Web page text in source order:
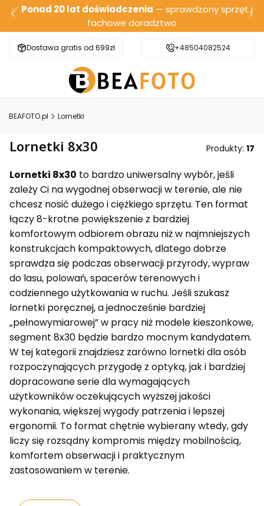
✅ Ponad 20 lat doświadczenia — sprawdzony sprzęt i
fachowe doradztwo
Dostawa gratis od 699zł Bezpieczna wysyłka
+48504082524
BEAFOTO.pl Lornetki
Lornetki 8x30 Produkty: 17
Lornetki 8x30 to bardzo uniwersalny wybór, jeśli
zależy Ci na wygodnej obserwacji w terenie, ale nie
chcesz nosić dużego i ciężkiego sprzętu. Ten format
łączy 8-krotne powiększenie z bardziej
komfortowym odbiorem obrazu niż w najmniejszych
konstrukcjach kompaktowych, dlatego dobrze
sprawdza się podczas obserwacji przyrody, wypraw
do lasu, polowań, spacerów terenowych i
codziennego użytkowania w ruchu. Jeśli szukasz
lornetki poręcznej, a jednocześnie bardziej
„pełnowymiarowej” w pracy niż modele kieszonkowe,
segment 8x30 będzie bardzo mocnym kandydatem.
W tej kategorii znajdziesz zarówno lornetki dla osób
rozpoczynających przygodę z optyką, jak i bardziej
dopracowane serie dla wymagających
użytkowników oczekujących wyższej jakości
wykonania, większej wygody patrzenia i lepszej
ergonomii. To format chętnie wybierany wtedy, gdy
liczy się rozsądny kompromis między mobilnością,
komfortem obserwacji i praktycznym
zastosowaniem w terenie.